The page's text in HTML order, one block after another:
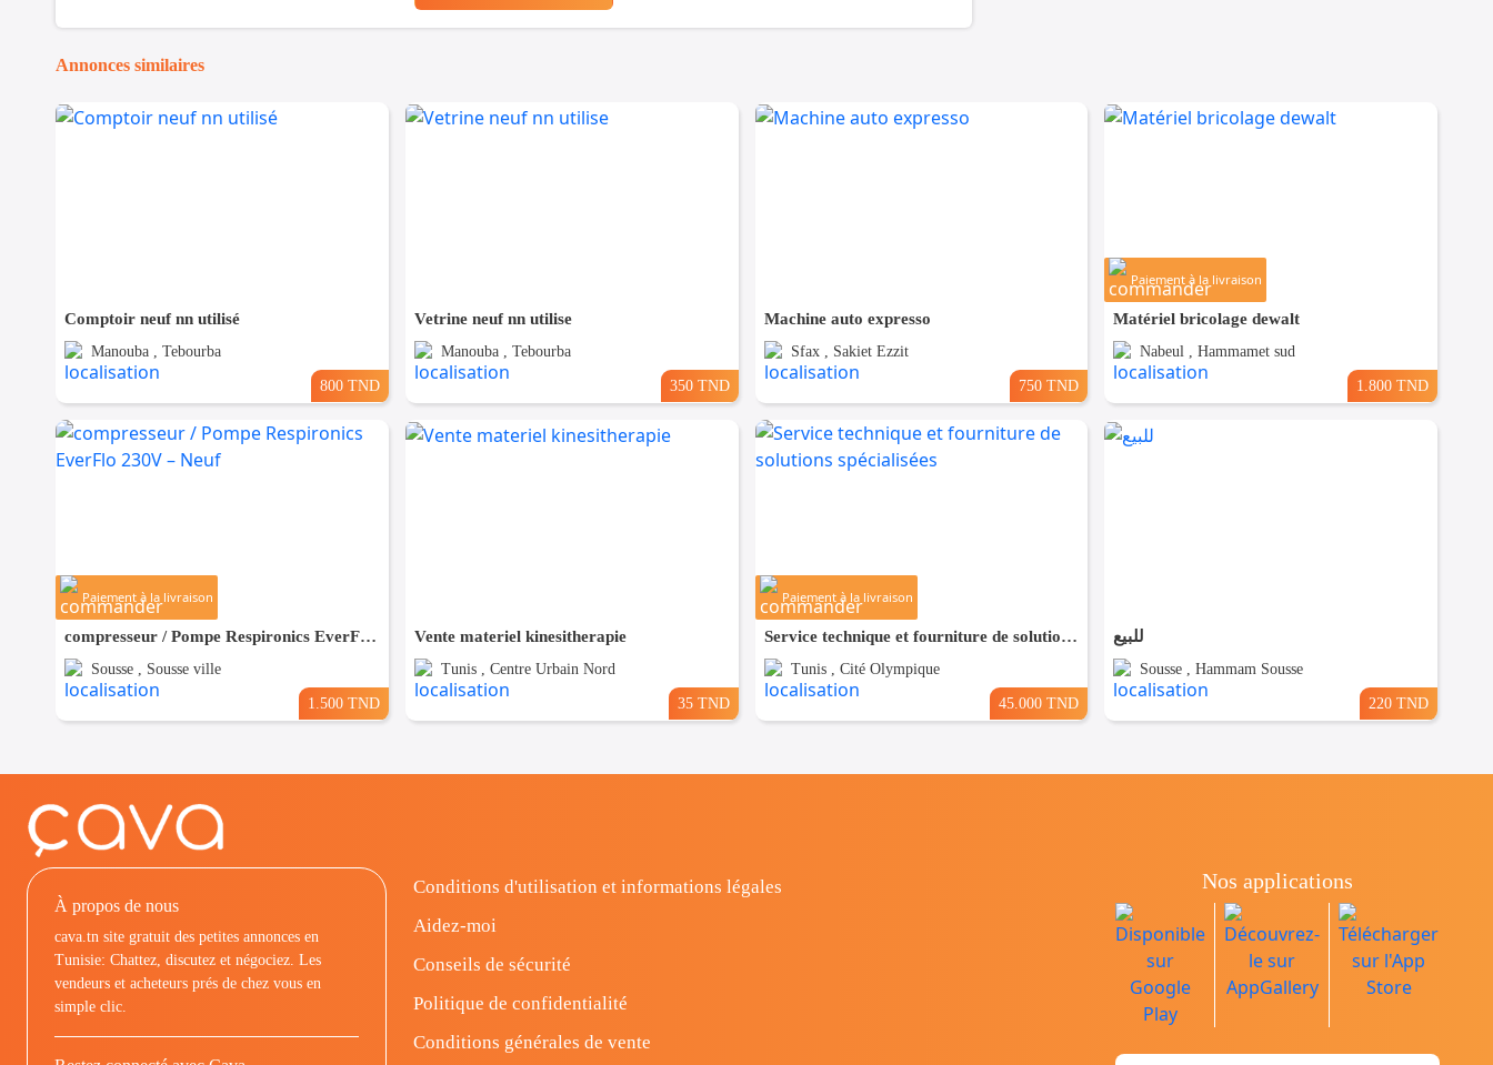
Annonces similaires
Comptoir neuf nn utilisé
Manouba , Tebourba
800 TND
Vetrine neuf nn utilise
Manouba , Tebourba
350 TND
Machine auto expresso
Sfax , Sakiet Ezzit
750 TND
Paiement à la livraison
Matériel bricolage dewalt
Nabeul , Hammamet sud
1.800 TND
Paiement à la livraison
compresseur / Pompe Respironics EverFlo 230V – Neuf
Sousse , Sousse ville
1.500 TND
Vente materiel kinesitherapie
Tunis , Centre Urbain Nord
35 TND
Paiement à la livraison
Service technique et fourniture de solutions spécialisées
Tunis , Cité Olympique
45.000 TND
للبيع
Sousse , Hammam Sousse
220 TND
À propos de nous
cava.tn site gratuit des petites annonces en
Tunisie: Chattez, discutez et négociez. Les
vendeurs et acheteurs prés de chez vous en
simple clic.
Conditions d'utilisation et informations légales
Aidez-moi
Conseils de sécurité
Politique de confidentialité
Conditions générales de vente
Nos applications